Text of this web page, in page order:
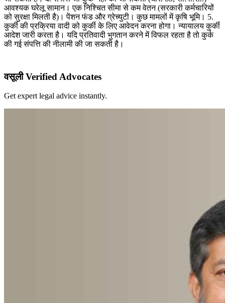
आवश्यक घरेलू सामान। एक निश्चित सीमा से कम वेतन (सरकारी कर्मचारियों
को सुरक्षा मिलती है)। पेंशन फंड और ग्रेच्युटी। कुछ मामलों में कृषि भूमि। 5.
कुर्की की प्रक्रिया वादी को कुर्की के लिए आवेदन करना होगा। न्यायालय कुर्की
आदेश जारी करता है। यदि प्रतिवादी भुगतान करने में विफल रहता है तो कुर्क
की गई संपत्ति की नीलामी की जा सकती है।
वसूली Verified Advocates
Get expert legal advice instantly.